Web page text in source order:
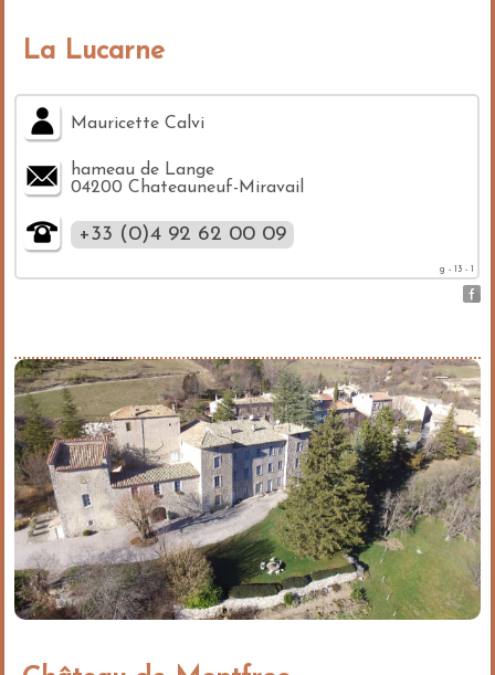
La Lucarne
Mauricette Calvi
hameau de Lange
04200 Chateauneuf-Miravail
+33 (0)4 92 62 00 09
g - 13 - 1